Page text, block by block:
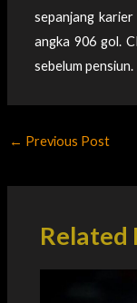
sepanjang
angka 906 gol.
sebelum pensiun.
← Previous Post
Related